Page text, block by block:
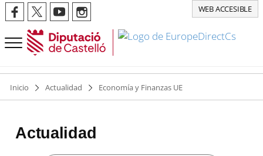
WEB ACCESIBLE
Inicio Actualidad Economía y Finanzas UE
Actualidad